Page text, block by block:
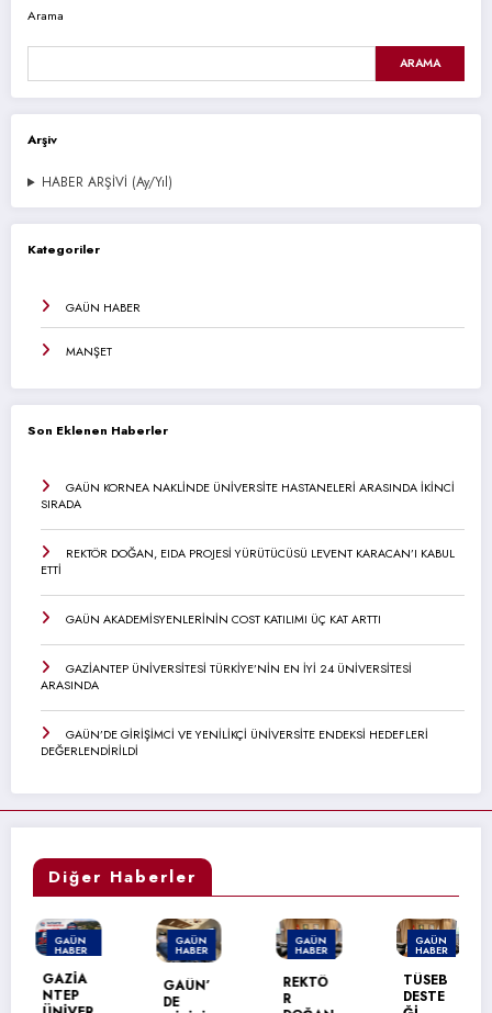
Arama
ARAMA
Arşiv
HABER ARŞİVİ (Ay/Yıl)
Kategoriler
GAÜN HABER
MANŞET
Son Eklenen Haberler
GAÜN KORNEA NAKLİNDE ÜNİVERSİTE HASTANELERİ ARASINDA İKİNCİ
SIRADA
REKTÖR DOĞAN, EIDA PROJESİ YÜRÜTÜCÜSÜ LEVENT KARACAN’I KABUL
ETTİ
GAÜN AKADEMİSYENLERİNİN COST KATILIMI ÜÇ KAT ARTTI
GAZİANTEP ÜNİVERSİTESİ TÜRKİYE’NİN EN İYİ 24 ÜNİVERSİTESİ
ARASINDA
GAÜN’DE GİRİŞİMCİ VE YENİLİKÇİ ÜNİVERSİTE ENDEKSİ HEDEFLERİ
DEĞERLENDİRİLDİ
Diğer Haberler
GAÜN
HABER
MANŞET
GAZİA
NTEP
GAÜN
HABER
GAÜN’
DE
GAÜN
HABER
REKTÖ
R
GAÜN
HABER
TÜSEB
DESTE